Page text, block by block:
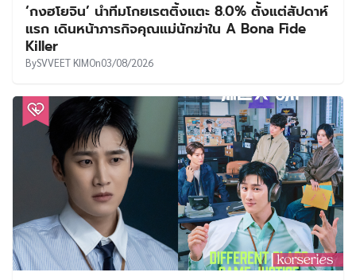
‘กงฮโยจิน’ นำทีมโกยเรตติ้งแตะ 8.0% ตั้งแต่สัปดาห์
แรก เดินหน้าภารกิจคุณแม่นักฆ่าใน A Bona Fide
Killer
BySVVEET KIMOn03/08/2026